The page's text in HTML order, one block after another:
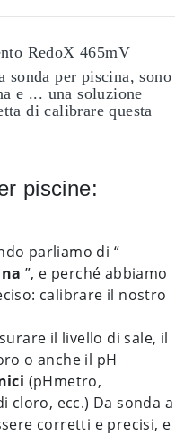
RedoX 465mV
sonda per piscina, sono
e ... una soluzione
di calibrare questa
piscine:
parliamo di “
”, e perché abbiamo
calibrare il nostro
il livello di sale, il
o anche il pH
(pHmetro,
cloro, ecc.) Da sonda a
corretti e precisi, e